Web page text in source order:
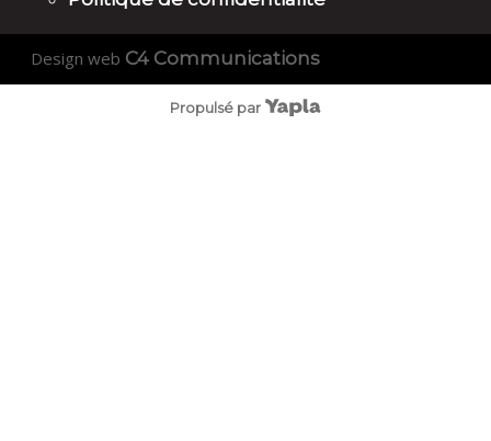
Design web C4 Communications
Propulsé par